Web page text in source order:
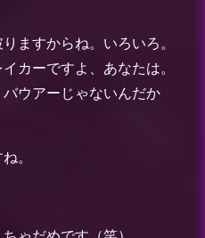
ますからね。いろいろ。
カーですよ、あなたは。
ウアーじゃないんだか
。